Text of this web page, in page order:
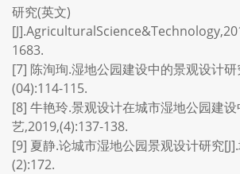
研究(英文)
1683.
[7] 陈洵珣.湿地公园建设中的景观设计研
(04):114-115.
[8] 牛艳玲.景观设计在城市湿地公园建设
艺,2019,(4):137-138.
[9] 夏静.论城市湿地公园景观设计研究
(2):172.